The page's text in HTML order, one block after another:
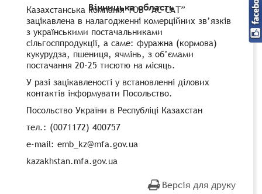
Вінницька область
Казахстанська компанія ТОВ “АС САТ”
зацікавлена в налагодженні комерційних зв’язків
з українськими постачальниками
сільгосппродукції, а саме: фуражна (кормова)
кукурудза, пшениця, ячмінь, з об’ємами
постачання 20-25 тисютю на місяць.
У разі зацікавленості у встановленні ділових
контактів інформувати Посольство.
Посольство України в Республіці Казахстан
тел.: (0071172) 400757
e-mail: emb_kz@mfa.gov.ua
kazakhstan.mfa.gov.ua
Версія для друку